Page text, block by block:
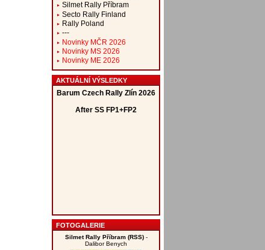
Silmet Rally Příbram
Secto Rally Finland
Rally Poland
---
Novinky MČR 2026
Novinky MS 2026
Novinky ME 2026
AKTUÁLNÍ VÝSLEDKY
FOTOGALERIE
Silmet Rally Příbram (RSS)-
Dalibor Benych